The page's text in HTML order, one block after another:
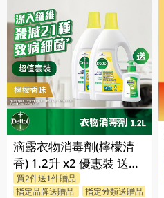
滴露衣物消毒劑(檸檬清
香) 1.2升 x2 優惠裝 送贈
品 (贈品隨機發送)
買2件送1件贈品
指定品牌送贈品
指定分類送贈品